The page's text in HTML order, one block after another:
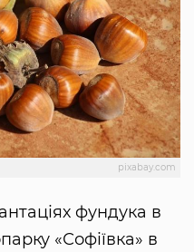
pixabay.com
фундука в
«Софіївка» в